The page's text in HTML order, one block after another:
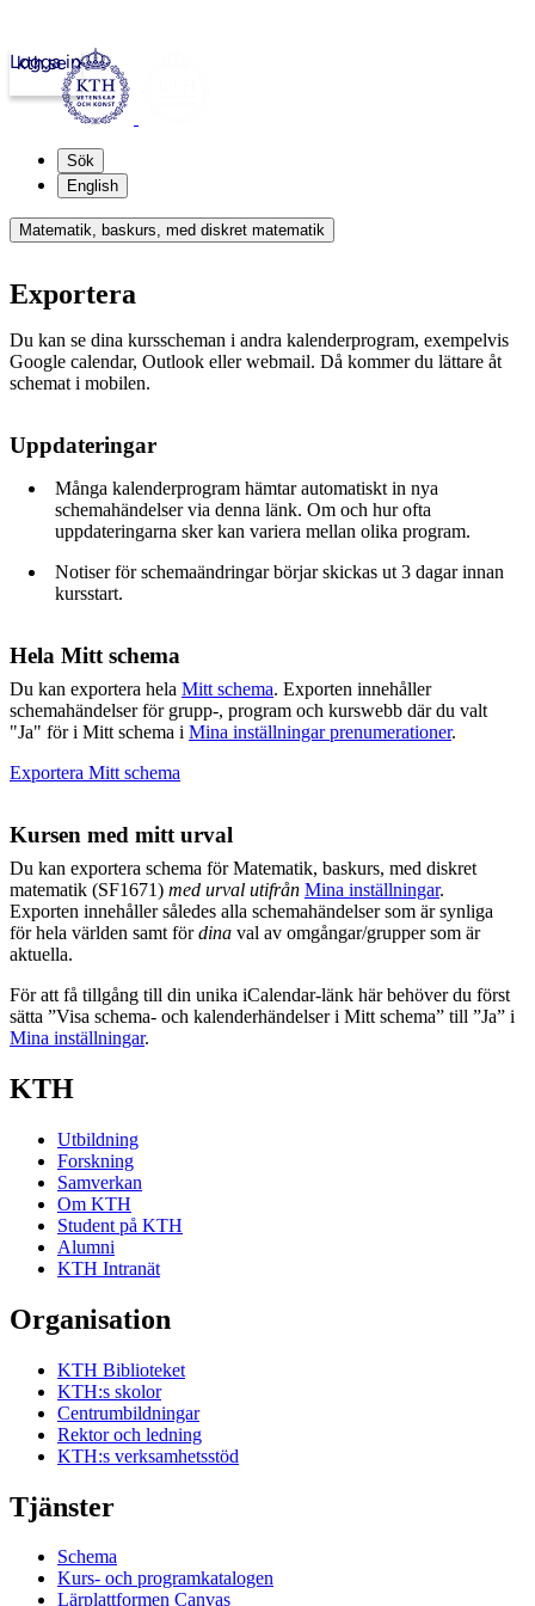
kth.se
Logga in
Sök
English
Matematik, baskurs, med diskret matematik
Exportera
Du kan se dina kursscheman i andra kalenderprogram, exempelvis
Google calendar, Outlook eller webmail. Då kommer du lättare åt
schemat i mobilen.
Uppdateringar
Många kalenderprogram hämtar automatiskt in nya
schemahändelser via denna länk. Om och hur ofta
uppdateringarna sker kan variera mellan olika program.
Notiser för schemaändringar börjar skickas ut 3 dagar innan
kursstart.
Hela Mitt schema
Du kan exportera hela Mitt schema. Exporten innehåller
schemahändelser för grupp-, program och kurswebb där du valt
"Ja" för i Mitt schema i Mina inställningar prenumerationer.
Exportera Mitt schema
Kursen med mitt urval
Du kan exportera schema för Matematik, baskurs, med diskret
matematik (SF1671) med urval utifrån Mina inställningar.
Exporten innehåller således alla schemahändelser som är synliga
för hela världen samt fördina val av omgångar/grupper som är
aktuella.
För att få tillgång till din unika iCalendar-länk här behöver du först
sätta ”Visa schema- och kalenderhändelser i Mitt schema” till ”Ja” i
Mina inställningar.
KTH
Utbildning
Forskning
Samverkan
Om KTH
Student på KTH
Alumni
KTH Intranät
Organisation
KTH Biblioteket
KTH:s skolor
Centrumbildningar
Rektor och ledning
KTH:s verksamhetsstöd
Tjänster
Schema
Kurs- och programkatalogen
Lärplattformen Canvas